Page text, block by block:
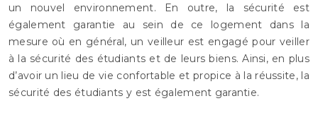
un nouvel environnement. En outre, la sécurité est
également garantie au sein de ce logement dans la
mesure où en général, un veilleur est engagé pour veiller
à la sécurité des étudiants et de leurs biens. Ainsi, en plus
d’avoir un lieu de vie confortable et propice à la réussite, la
sécurité des étudiants y est également garantie.